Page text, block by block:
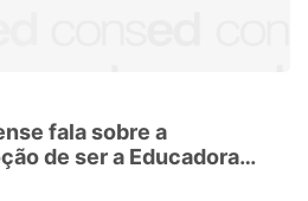
fala sobre a
de ser a Educadora